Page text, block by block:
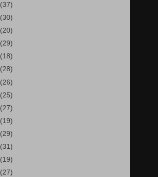
(37)
(30)
(20)
(29)
(18)
(28)
(26)
(25)
(27)
(19)
(29)
(31)
(19)
(27)